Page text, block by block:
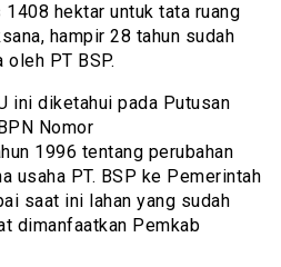
hektar untuk tata ruang
hampir 28 tahun sudah
PT BSP.
ini diketahui pada Putusan
Nomor
1996 tentang perubahan
usaha PT. BSP ke Pemerintah
saat ini lahan yang sudah
dimanfaatkan Pemkab